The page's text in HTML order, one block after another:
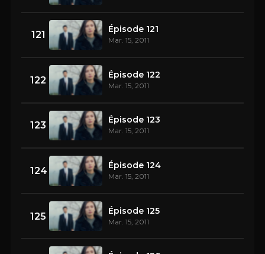
121 Épisode 121
Mar. 15, 2011
122 Épisode 122
Mar. 15, 2011
123 Épisode 123
Mar. 15, 2011
124 Épisode 124
Mar. 15, 2011
125 Épisode 125
Mar. 15, 2011